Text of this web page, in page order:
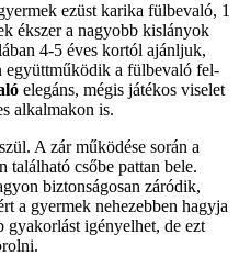
ezüst karika fülbevaló, 1
ékszer a nagyobb kislányok
4-5 éves kortól ajánljuk,
együttműködik a fülbevaló fel-
elegáns, mégis játékos viselet
alkalmakon is.
A zár működése során a
található csőbe pattan bele.
biztonságosan záródik,
a gyermek nehezebben hagyja
gyakorlást igényelhet, de ezt